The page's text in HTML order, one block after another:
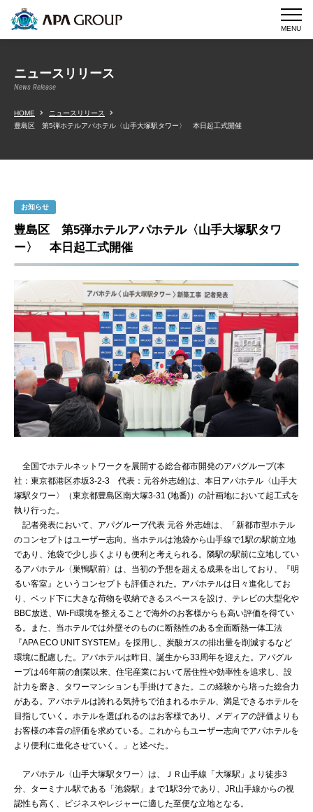
MENU
ニュースリリース
News Release
HOME
ニュースリリース
豊島区 第5弾ホテルアパホテル〈山手大塚駅タワー〉 本日起工式開催
お知らせ
豊島区 第5弾ホテルアパホテル〈山手大塚駅タワ
ー〉 本日起工式開催
全国でホテルネットワークを展開する総合都市開発のアパグループ(本
社：東京都港区赤坂3-2-3 代表：元谷外志雄)は、本日アパホテル〈山手大
塚駅タワー〉（東京都豊島区南大塚3-31 (地番)）の計画地において起工式を
執り行った。
記者発表において、アパグループ代表 元谷 外志雄は、「新都市型ホテル
のコンセプトはユーザー志向。当ホテルは池袋から山手線で1駅の駅前立地
であり、池袋で少し歩くよりも便利と考えられる。隣駅の駅前に立地してい
るアパホテル〈巣鴨駅前〉は、当初の予想を超える成果を出しており、『明
るい客室』というコンセプトも評価された。アパホテルは日々進化してお
り、ベッド下に大きな荷物を収納できるスペースを設け、テレビの大型化や
BBC放送、Wi-Fi環境を整えることで海外のお客様からも高い評価を得てい
る。また、当ホテルでは外壁そのものに断熱性のある全面断熱一体工法
『APA ECO UNIT SYSTEM』を採用し、炭酸ガスの排出量を削減するなど
環境に配慮した。アパホテルは昨日、誕生から33周年を迎えた。アパグル
ープは46年前の創業以来、住宅産業において居住性や効率性を追求し、設
計力を磨き、タワーマンションも手掛けてきた。この経験から培った総合力
がある。アパホテルは誇れる気持ちで泊まれるホテル、満足できるホテルを
目指していく。ホテルを選ばれるのはお客様であり、メディアの評価よりも
お客様の本音の評価を求めている。これからもユーザー志向でアパホテルを
より便利に進化させていく。」と述べた。
アパホテル〈山手大塚駅タワー〉は、ＪＲ山手線「大塚駅」より徒歩3
分、ターミナル駅である「池袋駅」まで1駅3分であり、JR山手線からの視
認性も高く、ビジネスやレジャーに適した至便な立地となる。